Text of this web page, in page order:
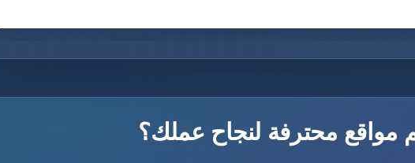
مواقع محترفة لنجاح عملك؟